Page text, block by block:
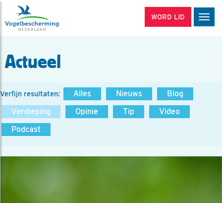
WORD LID
Actueel
Verfijn resultaten: Alles Nieuws
Blog
Verdieping
Opinie Tip
Video
Podcast